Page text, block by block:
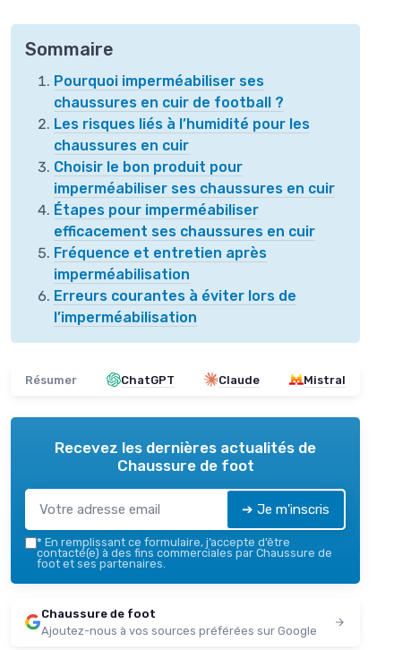
Sommaire
Pourquoi imperméabiliser ses
chaussures en cuir de football ?
Les risques liés à l’humidité pour les
chaussures en cuir
Choisir le bon produit pour
imperméabiliser ses chaussures en cuir
Étapes pour imperméabiliser
efficacement ses chaussures en cuir
Fréquence et entretien après
imperméabilisation
Erreurs courantes à éviter lors de
l’imperméabilisation
Résumer ChatGPT Claude Mistral
Recevez les dernières actualités de
Chaussure de foot
➔ Je m'inscris
* En remplissant ce formulaire, j’accepte d’être
contacté(e) à des fins commerciales par Chaussure de
foot et ses partenaires.
Chaussure de foot
Ajoutez-nous à vos sources préférées sur Google